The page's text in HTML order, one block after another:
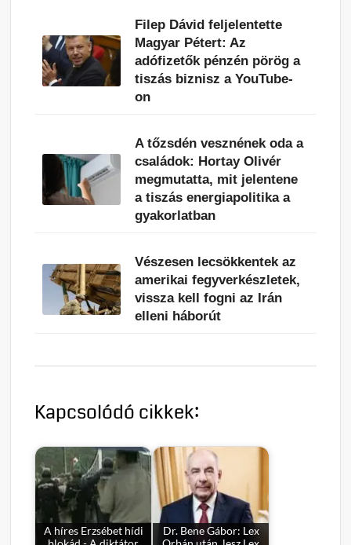
Filep Dávid feljelentette
Magyar Pétert: Az
adófizetők pénzén pörög a
tiszás biznisz a YouTube-
on
A tőzsdén vesznének oda a
családok: Hortay Olivér
megmutatta, mit jelentene
a tiszás energiapolitika a
gyakorlatban
Vészesen lecsökkentek az
amerikai fegyverkészletek,
vissza kell fogni az Irán
elleni háborút
Kapcsolódó cikkek:
A híres Erzsébet hídi
Dr. Bene Gábor: Lex